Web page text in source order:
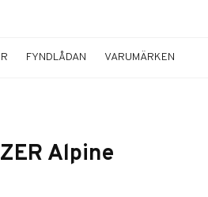
FYNDLÅDAN VARUMÄRKEN
Alpine